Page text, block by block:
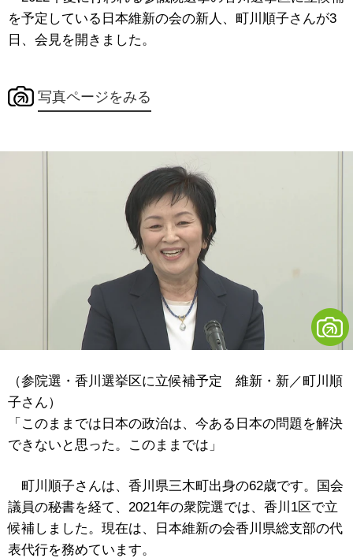
を予定している日本維新の会の新人、町川順子さんが3
日、会見を開きました。
写真ページをみる
（参院選・香川選挙区に立候補予定 維新・新／町川順
子さん）
「このままでは日本の政治は、今ある日本の問題を解決
できないと思った。このままでは」
町川順子さんは、香川県三木町出身の62歳です。国会
議員の秘書を経て、2021年の衆院選では、香川1区で立
候補しました。現在は、日本維新の会香川県総支部の代
表代行を務めています。